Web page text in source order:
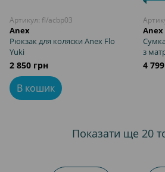
Артикул: fl/acbp03
Anex
Рюкзак для коляски Anex Flo
Yuki
2 850 грн
В кошик
Anex
з
4
Показати ще 20